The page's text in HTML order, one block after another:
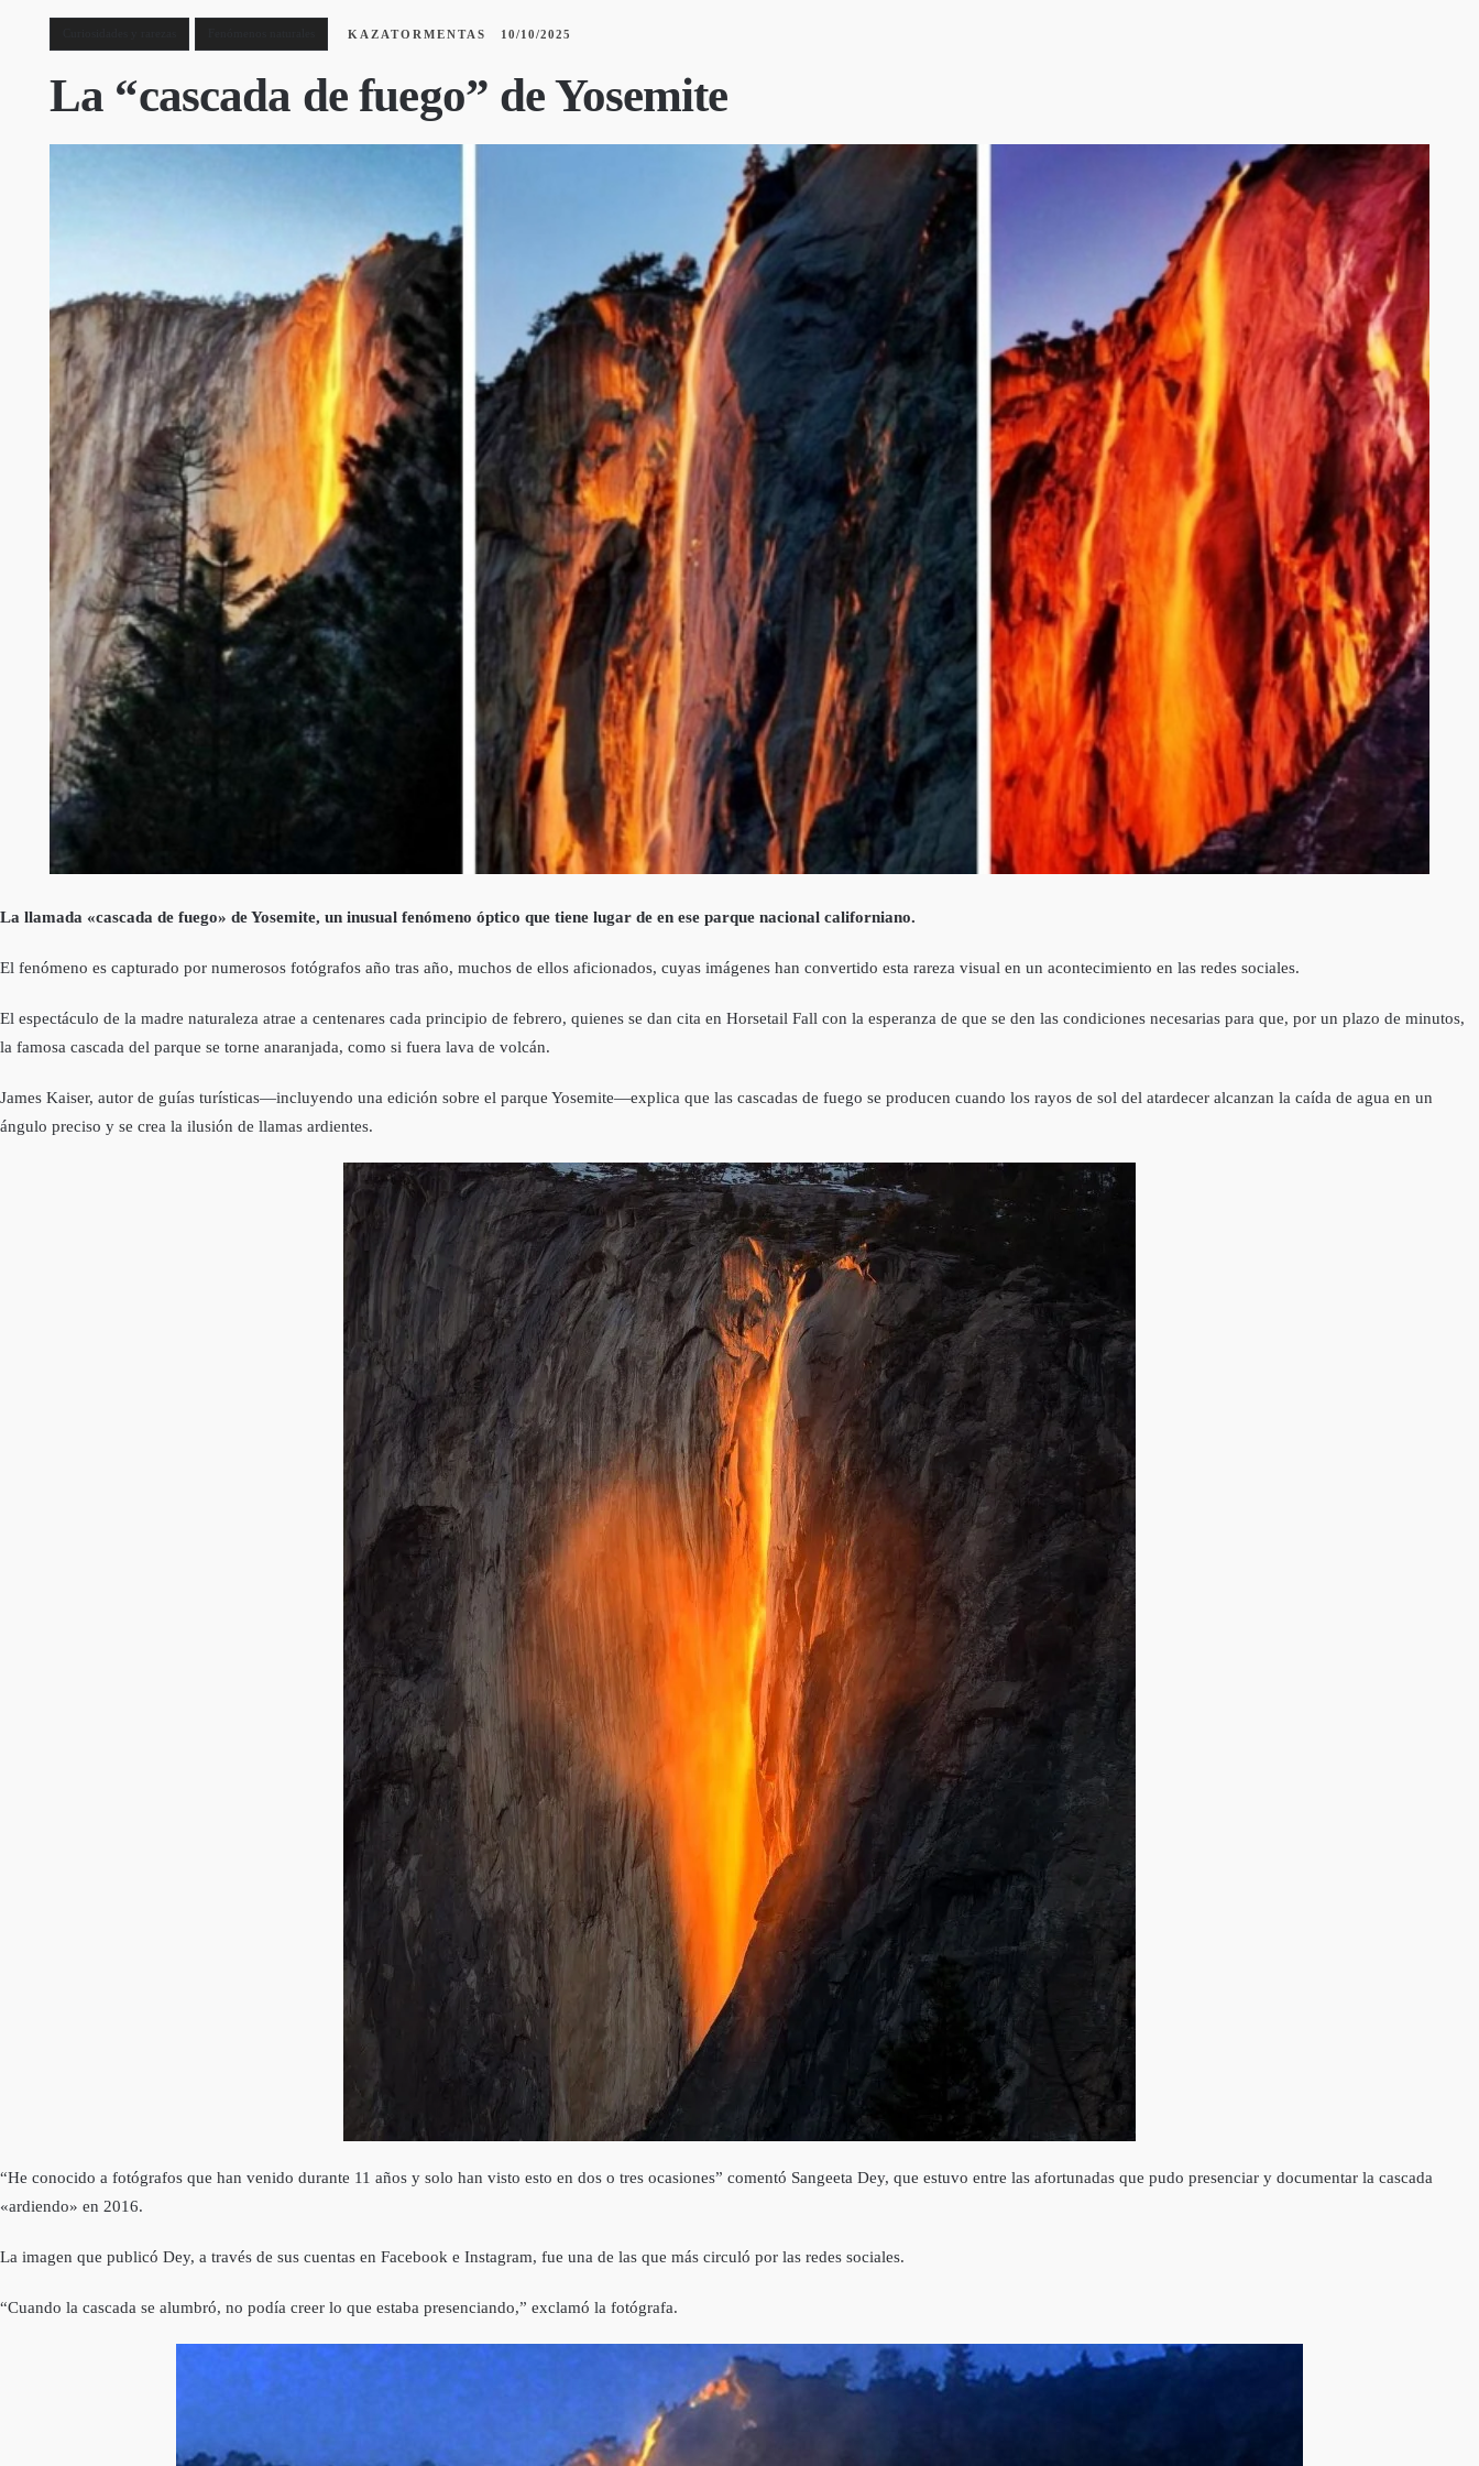
KAZATORMENTAS 10/10/2025
La “cascada de fuego” de Yosemite
La llamada «cascada de fuego» de Yosemite, un inusual fenómeno óptico que tiene lugar de en ese parque nacional californiano.
El fenómeno es capturado por numerosos fotógrafos año tras año, muchos de ellos aficionados, cuyas imágenes han convertido esta rareza visual en un acontecimiento en las redes sociales.
El espectáculo de la madre naturaleza atrae a centenares cada principio de febrero, quienes se dan cita en Horsetail Fall con la esperanza de que se den las condiciones necesarias para que, por un plazo de minutos,
la famosa cascada del parque se torne anaranjada, como si fuera lava de volcán.
James Kaiser, autor de guías turísticas—incluyendo una edición sobre el parque Yosemite—explica que las cascadas de fuego se producen cuando los rayos de sol del atardecer alcanzan la caída de agua en un
ángulo preciso y se crea la ilusión de llamas ardientes.
“He conocido a fotógrafos que han venido durante 11 años y solo han visto esto en dos o tres ocasiones” comentó Sangeeta Dey, que estuvo entre las afortunadas que pudo presenciar y documentar la cascada
«ardiendo» en 2016.
La imagen que publicó Dey, a través de sus cuentas en Facebook e Instagram, fue una de las que más circuló por las redes sociales.
“Cuando la cascada se alumbró, no podía creer lo que estaba presenciando,” exclamó la fotógrafa.